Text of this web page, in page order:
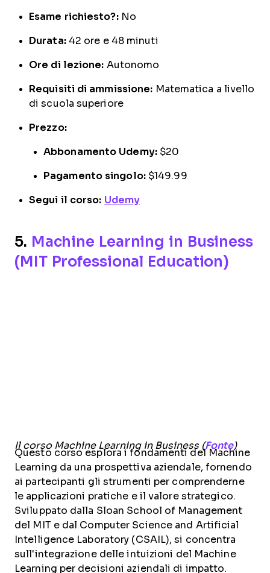
Esame richiesto?:No
Durata:42 ore e 48 minuti
Ore di lezione: Autonomo
Requisiti di ammissione: Matematica a livello
di scuola superiore
Prezzo:
Abbonamento Udemy:$20
Pagamento singolo:$149.99
Segui il corso: Udemy
5. Machine Learning in Business
(MIT Professional Education)
Il corso Machine Learning in Business (Fonte)
Questo corso esplora i fondamenti del Machine
Learning da una prospettiva aziendale, fornendo
ai partecipanti gli strumenti per comprenderne
le applicazioni pratiche e il valore strategico.
Sviluppato dalla Sloan School of Management
del MIT e dal Computer Science and Artificial
Intelligence Laboratory (CSAIL), si concentra
sull'integrazione delle intuizioni del Machine
Learning per decisioni aziendali di impatto.